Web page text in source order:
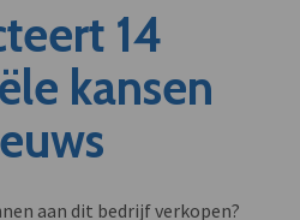
14
kansen
aan dit bedrijf verkopen?